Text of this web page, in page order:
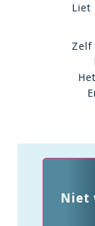
Liet
Zelf
Niet